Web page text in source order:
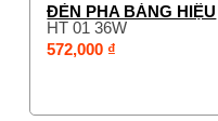
ĐÈN PHA BẢNG HIỆU
HT 01 36W
572,000 ₫